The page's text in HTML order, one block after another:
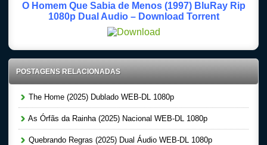
O Homem Que Sabia de Menos (1997) BluRay Rip
1080p Dual Audio – Download Torrent
POSTAGENS RELACIONADAS
The Home (2025) Dublado WEB-DL 1080p
As Órfãs da Rainha (2025) Nacional WEB-DL 1080p
Quebrando Regras (2025) Dual Áudio WEB-DL 1080p